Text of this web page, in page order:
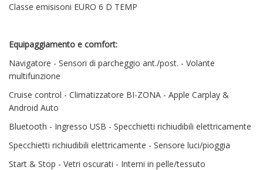
Classe emisisoni EURO 6 D TEMP
Equipaggiamento e comfort:
Navigatore - Sensori di parcheggio ant./post. - Volante
multifunzione
Cruise control - Climatizzatore BI-ZONA - Apple Carplay &
Android Auto
Bluetooth - Ingresso USB - Specchietti richiudibili elettricamente
Specchietti richiudibili elettricamente - Sensore luci/pioggia
Start & Stop - Vetri oscurati - Interni in pelle/tessuto